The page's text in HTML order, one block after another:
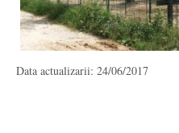
Data actualizarii: 24/06/2017